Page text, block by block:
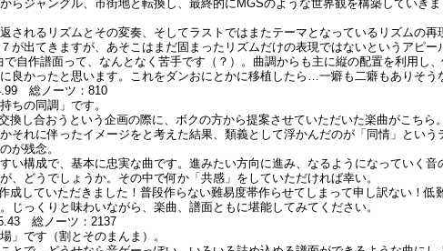
らジャングル、市街地と転換し、最終的にMGSのような世界観を構築していき
されるリズムとその変奏、そしてラストではまたテーマとなっているリズムの
が出てきますが、あそこはまだ固まったリズムだけの表現ではないというアピー
自作譜面って、なんとなく苦手です（？）。曲調からも主に縦の配置を利用し
良かったと思います。これをダンおにとかに移植したら…一癖も二癖もありそう
総ノーツ：810
ちの同調」です。
換し合おうという企画の際に、ボクの方から提案させていただいた楽曲がこち
それに伴ったイメージをと考えた結果、類義として浮かんだのが「同情」とい
が残念。
い構成で、基本に忠実な曲です。進みたい方向に進み、なるようになっていく
、どうでしょうか。その中で何か「共感」をしていただければ幸い。
成していただきました！普段作らない難易度帯作らせてしまって申し訳ない！
じっくりと味わいながら、楽曲、譜面ともに堪能してみてください。
総ノーツ：2137
」です（割とそのまんま）。